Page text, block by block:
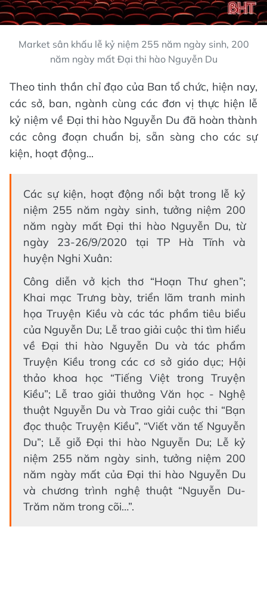
Market sân khấu lễ kỷ niệm 255 năm ngày sinh, 200
năm ngày mất Đại thi hào Nguyễn Du
Theo tinh thần chỉ đạo của Ban tổ chức, hiện nay,
các sở, ban, ngành cùng các đơn vị thực hiện lễ
kỷ niệm về Đại thi hào Nguyễn Du đã hoàn thành
các công đoạn chuẩn bị, sẵn sàng cho các sự
kiện, hoạt động...
Các sự kiện, hoạt động nổi bật trong lễ kỷ
niệm 255 năm ngày sinh, tưởng niệm 200
năm ngày mất Đại thi hào Nguyễn Du, từ
ngày 23-26/9/2020 tại TP Hà Tĩnh và
huyện Nghi Xuân:
Công diễn vở kịch thơ “Hoạn Thư ghen”;
Khai mạc Trưng bày, triển lãm tranh minh
họa Truyện Kiều và các tác phẩm tiêu biểu
của Nguyễn Du; Lễ trao giải cuộc thi tìm hiểu
về Đại thi hào Nguyễn Du và tác phẩm
Truyện Kiều trong các cơ sở giáo dục; Hội
thảo khoa học “Tiếng Việt trong Truyện
Kiều”; Lễ trao giải thưởng Văn học - Nghệ
thuật Nguyễn Du và Trao giải cuộc thi “Bạn
đọc thuộc Truyện Kiều”, “Viết văn tế Nguyễn
Du”; Lễ giỗ Đại thi hào Nguyễn Du; Lễ kỷ
niệm 255 năm ngày sinh, tưởng niệm 200
năm ngày mất của Đại thi hào Nguyễn Du
và chương trình nghệ thuật “Nguyễn Du-
Trăm năm trong cõi…”.